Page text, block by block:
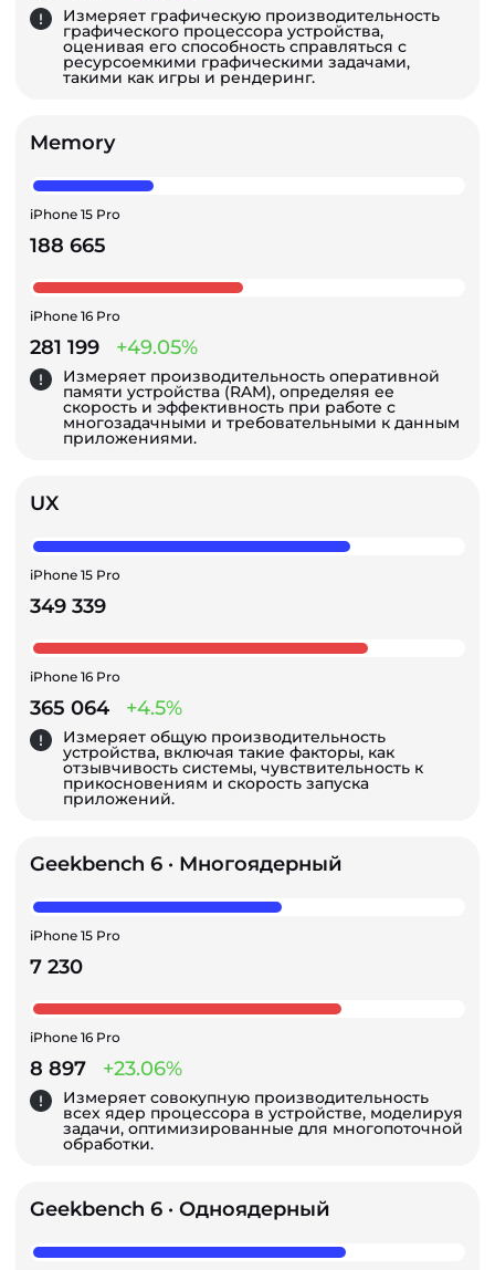
Измеряет графическую производительность
графического процессора устройства,
оценивая его способность справляться с
ресурсоемкими графическими задачами,
такими как игры и рендеринг.
Memory
iPhone 15 Pro
188 665
iPhone 16 Pro
281 199 +49.05%
Измеряет производительность оперативной
памяти устройства (RAM), определяя ее
скорость и эффективность при работе с
многозадачными и требовательными к данным
приложениями.
UX
iPhone 15 Pro
349 339
iPhone 16 Pro
365 064 +4.5%
Измеряет общую производительность
устройства, включая такие факторы, как
отзывчивость системы, чувствительность к
прикосновениям и скорость запуска
приложений.
Geekbench 6 · Многоядерный
iPhone 15 Pro
7 230
iPhone 16 Pro
8 897 +23.06%
Измеряет совокупную производительность
всех ядер процессора в устройстве, моделируя
задачи, оптимизированные для многопоточной
обработки.
Geekbench 6 · Одноядерный